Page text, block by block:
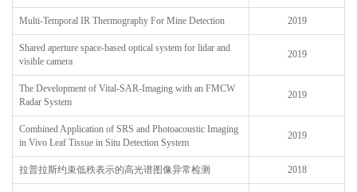
Multi-Temporal IR Thermography For Mine Detection 2019
Shared aperture space-based optical system for lidar and
visible camera
2019
The Development of Vital-SAR-Imaging with an FMCW
Radar System
2019
Combined Application of SRS and Photoacoustic Imaging
in Vivo Leaf Tissue in Situ Detection System
2019
拉普拉斯约束低秩表示的高光谱图像异常检测 2018